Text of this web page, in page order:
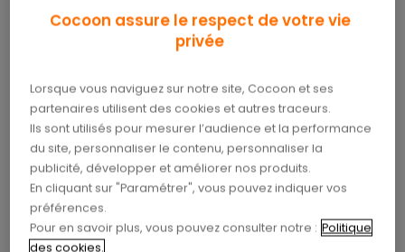
Prise en charge des
perruques et accessoires
capillaires
Les personnes qui perdent leurs cheveux de
manière temporaire ou définitive à cause d’une
maladie ou d’un traitement (par exemple une
chimiothérapie ou une alopécie universelle)
peuvent bénéficier d’une prise en charge pour une
perruque médicale ou pour des accessoires
Cocoon assure le respect de votre vie
privée
Lorsque vous naviguez sur notre site, Cocoon et ses
partenaires utilisent des cookies et autres traceurs.
Ils sont utilisés pour mesurer l’audience et la performance
du site, personnaliser le contenu, personnaliser la
publicité, développer et améliorer nos produits.
En cliquant sur "Paramétrer", vous pouvez indiquer vos
préférences.
Pour en savoir plus, vous pouvez consulter notre : Politique
des cookies.